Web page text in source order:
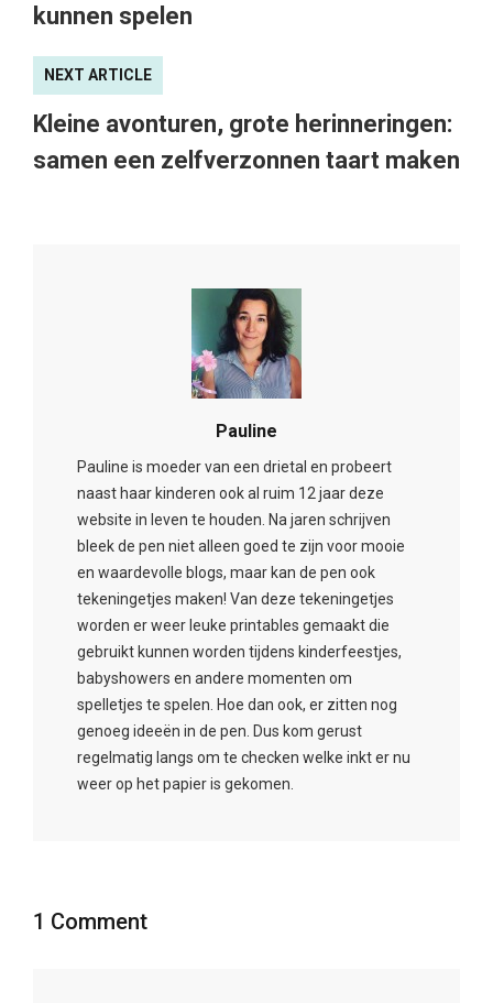
kunnen spelen
NEXT ARTICLE
Kleine avonturen, grote herinneringen:
samen een zelfverzonnen taart maken
Pauline
Pauline is moeder van een drietal en probeert
naast haar kinderen ook al ruim 12 jaar deze
website in leven te houden. Na jaren schrijven
bleek de pen niet alleen goed te zijn voor mooie
en waardevolle blogs, maar kan de pen ook
tekeningetjes maken! Van deze tekeningetjes
worden er weer leuke printables gemaakt die
gebruikt kunnen worden tijdens kinderfeestjes,
babyshowers en andere momenten om
spelletjes te spelen. Hoe dan ook, er zitten nog
genoeg ideeën in de pen. Dus kom gerust
regelmatig langs om te checken welke inkt er nu
weer op het papier is gekomen.
1 Comment